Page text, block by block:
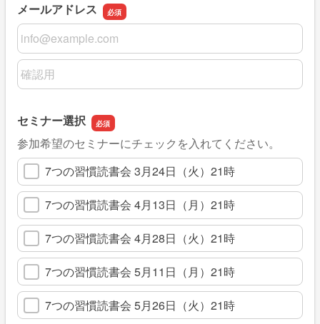
メールアドレス
メールアドレス
メールアドレスの確認用
セミナー選択
参加希望のセミナーにチェックを入れてください。
7つの習慣読書会 3月24日（火）21時
7つの習慣読書会 4月13日（月）21時
7つの習慣読書会 4月28日（火）21時
7つの習慣読書会 5月11日（月）21時
7つの習慣読書会 5月26日（火）21時